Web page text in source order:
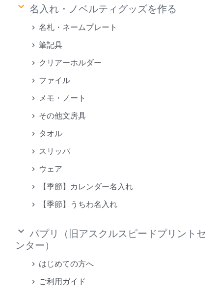
keyboard_arrow_down 名入れ・ノベルティグッズを作る
名札・ネームプレート
筆記具
クリアーホルダー
ファイル
メモ・ノート
その他文房具
タオル
スリッパ
ウェア
【季節】カレンダー名入れ
【季節】うちわ名入れ
keyboard_arrow_down パプリ（旧アスクルスピードプリントセ
ンター）
はじめての方へ
ご利用ガイド